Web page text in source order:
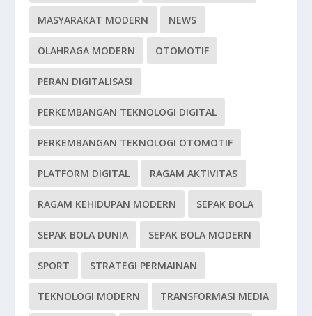
MASYARAKAT MODERN NEWS
OLAHRAGA MODERN OTOMOTIF
PERAN DIGITALISASI
PERKEMBANGAN TEKNOLOGI DIGITAL
PERKEMBANGAN TEKNOLOGI OTOMOTIF
PLATFORM DIGITAL RAGAM AKTIVITAS
RAGAM KEHIDUPAN MODERN SEPAK BOLA
SEPAK BOLA DUNIA SEPAK BOLA MODERN
SPORT STRATEGI PERMAINAN
TEKNOLOGI MODERN TRANSFORMASI MEDIA